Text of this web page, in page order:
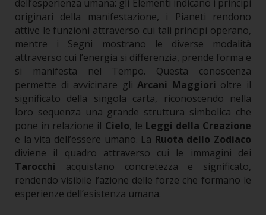
dell’esperienza umana: gli Elementi indicano i principi
originari della manifestazione, i Pianeti rendono
attive le funzioni attraverso cui tali principi operano,
mentre i Segni mostrano le diverse modalità
attraverso cui l’energia si differenzia, prende forma e
si manifesta nel Tempo. Questa conoscenza
permette di avvicinare gliArcani Maggiori oltre il
significato della singola carta, riconoscendo nella
loro sequenza una grande struttura simbolica che
pone in relazione il Cielo, le Leggi della Creazione
e la vita dell’essere umano. La Ruota dello Zodiaco
diviene il quadro attraverso cui le immagini dei
Tarocchi acquistano concretezza e significato,
rendendo visibile l’azione delle forze che formano le
esperienze dell’esistenza umana.